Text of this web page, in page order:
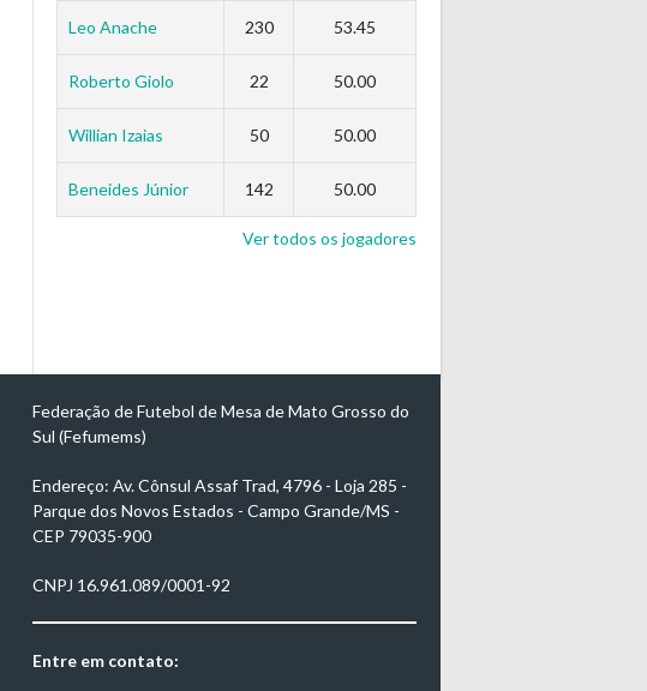
Leo Anache 230 53.45
Roberto Giolo 22 50.00
Willian Izaias 50 50.00
Beneides Júnior 142 50.00
Ver todos os jogadores
Federação de Futebol de Mesa de Mato Grosso do
Sul (Fefumems)
Endereço: Av. Cônsul Assaf Trad, 4796 - Loja 285 -
Parque dos Novos Estados - Campo Grande/MS -
CEP 79035-900
CNPJ 16.961.089/0001-92
Entre em contato: